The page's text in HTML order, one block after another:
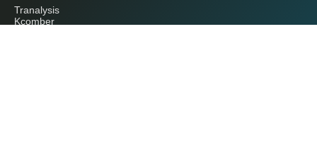
Tranalysis
Kcomber